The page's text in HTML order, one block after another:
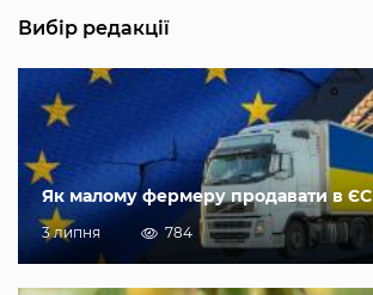
Вибір редакції
Як малому фермеру продавати в ЄС
3 липня 784